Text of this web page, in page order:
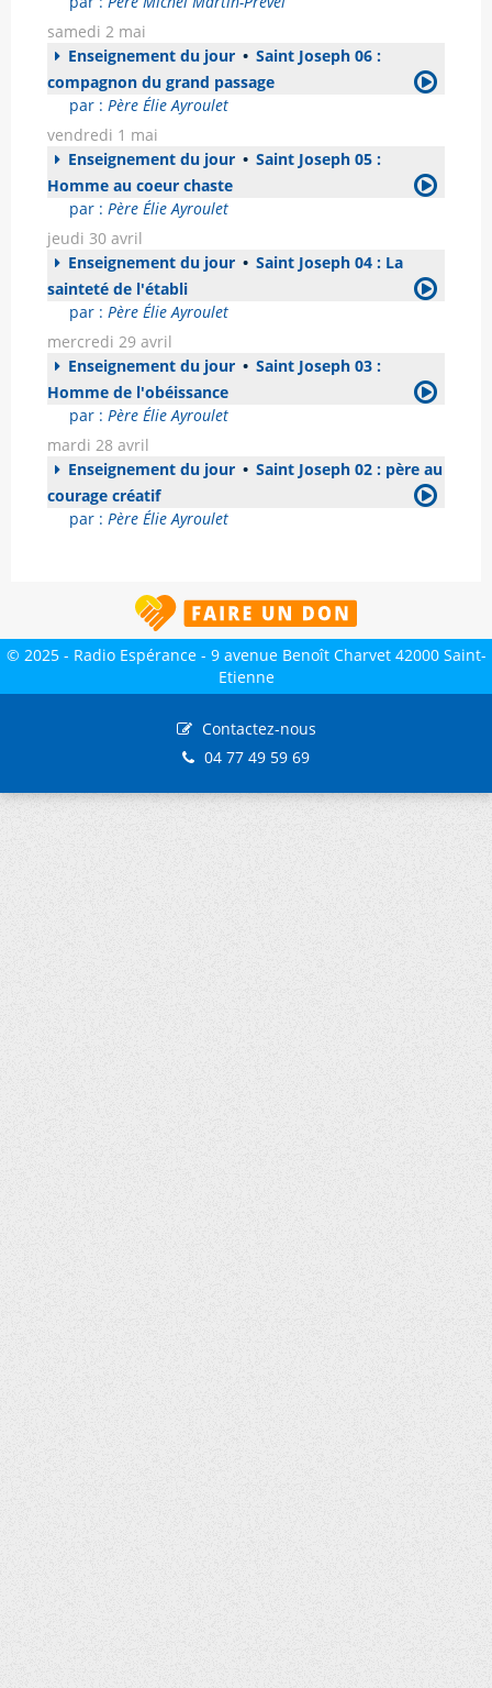
samedi 2 mai
Enseignement du jour • Saint Joseph 06 :
compagnon du grand passage
par : Père Élie Ayroulet
vendredi 1 mai
Enseignement du jour • Saint Joseph 05 :
Homme au coeur chaste
par : Père Élie Ayroulet
jeudi 30 avril
Enseignement du jour • Saint Joseph 04 : La
sainteté de l'établi
par : Père Élie Ayroulet
mercredi 29 avril
Enseignement du jour • Saint Joseph 03 :
Homme de l'obéissance
par : Père Élie Ayroulet
mardi 28 avril
Enseignement du jour • Saint Joseph 02 : père au
courage créatif
par : Père Élie Ayroulet
© 2025 - Radio Espérance - 9 avenue Benoît Charvet 42000 Saint-
Etienne
Contactez-nous
04 77 49 59 69